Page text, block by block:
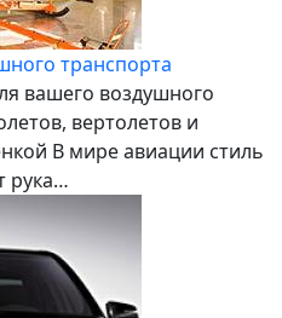
транспорта
вашего воздушного
вертолетов и
В мире авиации стиль
рука…